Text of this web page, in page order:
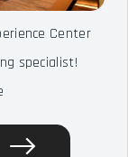
Center
specialist!